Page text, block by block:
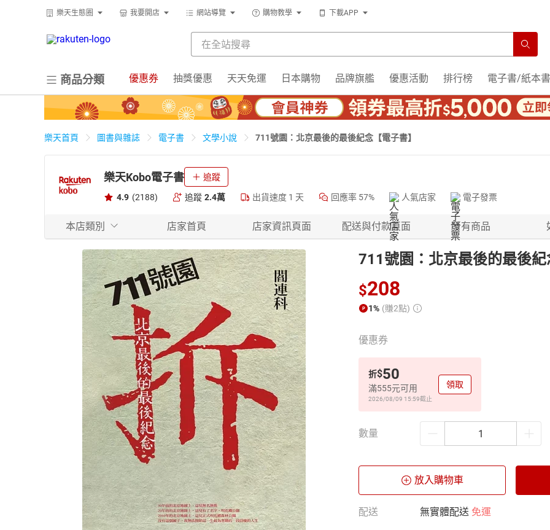
樂天生態圈 我要開店 網站導覽 購物教學 下載APP
商品分類 優惠券 抽獎優惠 天天免運 日本購物 品牌旗艦 優惠活動 排行榜 電子書/紙本書
樂天首頁 圖書與雜誌 電子書 文學小說 711號園：北京最後的最後紀念【電子書】
樂天Kobo電子書 追蹤
4.9 (2188) 追蹤 2.4萬 出貨速度 1 天 回應率 57% 人氣店家 電子發票
本店類別 店家首頁 店家資訊頁面 配送與付款頁面 所有商品
711號園：北京最後的最後
$208
1% (賺2點)
優惠券
折$50
滿555元可用
2026/08/09 15:59截止
領取
數量
放入購物車
配送 無實體配送 免運